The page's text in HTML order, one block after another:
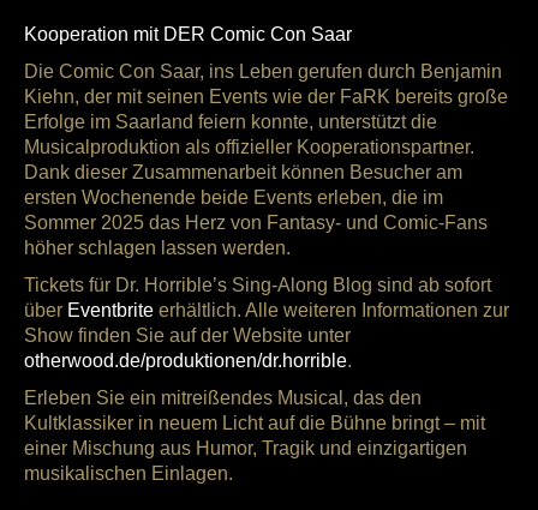
Kooperation mit DER Comic Con Saar
Die Comic Con Saar, ins Leben gerufen durch Benjamin
Kiehn, der mit seinen Events wie der FaRK bereits große
Erfolge im Saarland feiern konnte, unterstützt die
Musicalproduktion als offizieller Kooperationspartner.
Dank dieser Zusammenarbeit können Besucher am
ersten Wochenende beide Events erleben, die im
Sommer 2025 das Herz von Fantasy- und Comic-Fans
höher schlagen lassen werden.
Tickets für Dr. Horrible’s Sing-Along Blog sind ab sofort
über Eventbrite erhältlich. Alle weiteren Informationen zur
Show finden Sie auf der Website unter
otherwood.de/produktionen/dr.horrible.
Erleben Sie ein mitreißendes Musical, das den
Kultklassiker in neuem Licht auf die Bühne bringt – mit
einer Mischung aus Humor, Tragik und einzigartigen
musikalischen Einlagen.